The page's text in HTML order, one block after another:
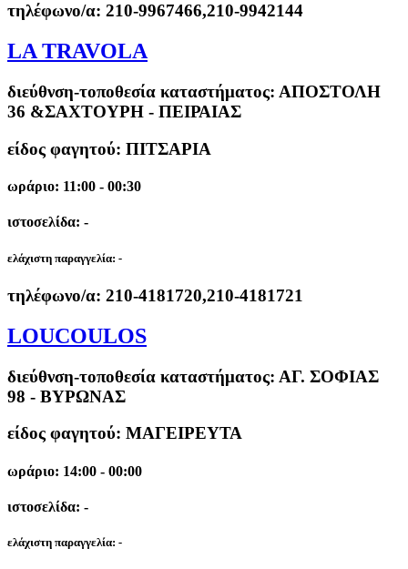
τηλέφωνο/α: 210-9967466,210-9942144
LA TRAVOLA
διεύθνση-τοποθεσία καταστήματος: ΑΠΟΣΤΟΛΗ
36 &ΣΑΧΤΟΥΡΗ - ΠΕΙΡΑΙΑΣ
είδος φαγητού: ΠΙΤΣΑΡΙΑ
ωράριο: 11:00 - 00:30
ιστοσελίδα: -
ελάχιστη παραγγελία: -
τηλέφωνο/α: 210-4181720,210-4181721
LOUCOULOS
διεύθνση-τοποθεσία καταστήματος: ΑΓ. ΣΟΦΙΑΣ
98 - ΒΥΡΩΝΑΣ
είδος φαγητού: ΜΑΓΕΙΡΕΥΤΑ
ωράριο: 14:00 - 00:00
ιστοσελίδα: -
ελάχιστη παραγγελία: -